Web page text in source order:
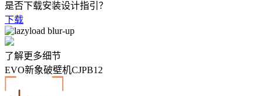
是否下载安装设计指引？
下载
了解更多细节
EVO新象破壁机CJPB12